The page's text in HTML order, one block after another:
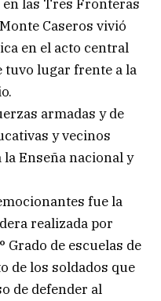
las Tres Fronteras
Caseros vivió
en el acto central
tuvo lugar frente a la
armadas y de
y vecinos
Enseña nacional y
fue la
realizada por
Grado de escuelas de
de los soldados que
de defender al